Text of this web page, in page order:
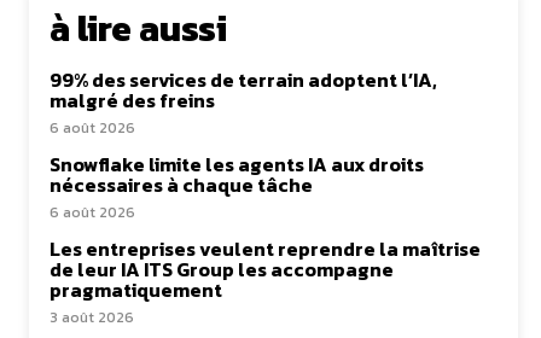
à lire aussi
99% des services de terrain adoptent l’IA,
malgré des freins
6 août 2026
Snowflake limite les agents IA aux droits
nécessaires à chaque tâche
6 août 2026
Les entreprises veulent reprendre la maîtrise
de leur IA ITS Group les accompagne
pragmatiquement
3 août 2026